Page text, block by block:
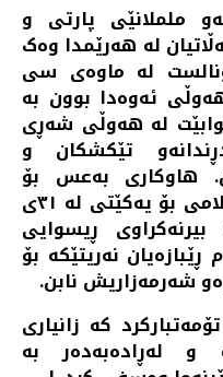
ململانێی پارتی و
لە هەرێمدا وەک
لە ماوەی سی
ئەوەدا بوون بە
لە هەوڵی شەڕی
تێکشکان و
هاوکاری بەعس بۆ
پارتی، هاوکاری کۆماری ئیسلامی بۆ یەکێتی لە ٣١ی
لە بیرنەکراوی ڕیسوایی
ڕێبازەیان نەریتێکە بۆ
شەرمەزاریش نابن.
کە زانیاری
و لەڕادەبەدەر بە